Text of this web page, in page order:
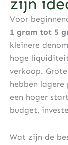
zijn
Voor
1 gram tot 5
kleinere
hoge
verkoop.
hebben lagere
een hoger
budget,
Wat zijn de